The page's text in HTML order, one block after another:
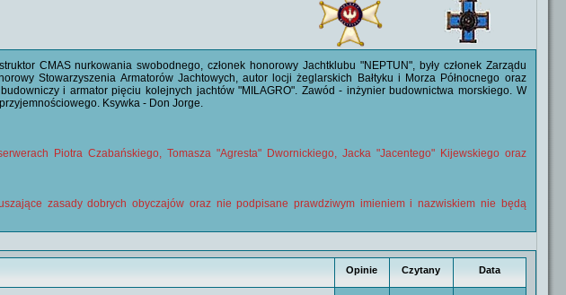
CMAS nurkowania swobodnego, członek honorowy Jachtklubu "NEPTUN", były członek Zarządu
Stowarzyszenia Armatorów Jachtowych, autor locji żeglarskich Bałtyku i Morza Północnego oraz
i armator pięciu kolejnych jachtów "MILAGRO". Zawód - inżynier budownictwa morskiego. W
Ksywka - Don Jorge.
Piotra Czabańskiego, Tomasza "Agresta" Dwornickiego, Jacka "Jacentego" Kijewskiego oraz
zasady dobrych obyczajów oraz nie podpisane prawdziwym imieniem i nazwiskiem nie będą
Data
Czytany
Opinie